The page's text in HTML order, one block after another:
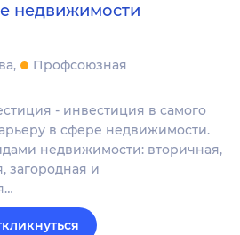
недвижимости
Профсоюзная
- инвестиция в самого
в сфере недвижимости.
недвижимости: вторичная,
загородная и